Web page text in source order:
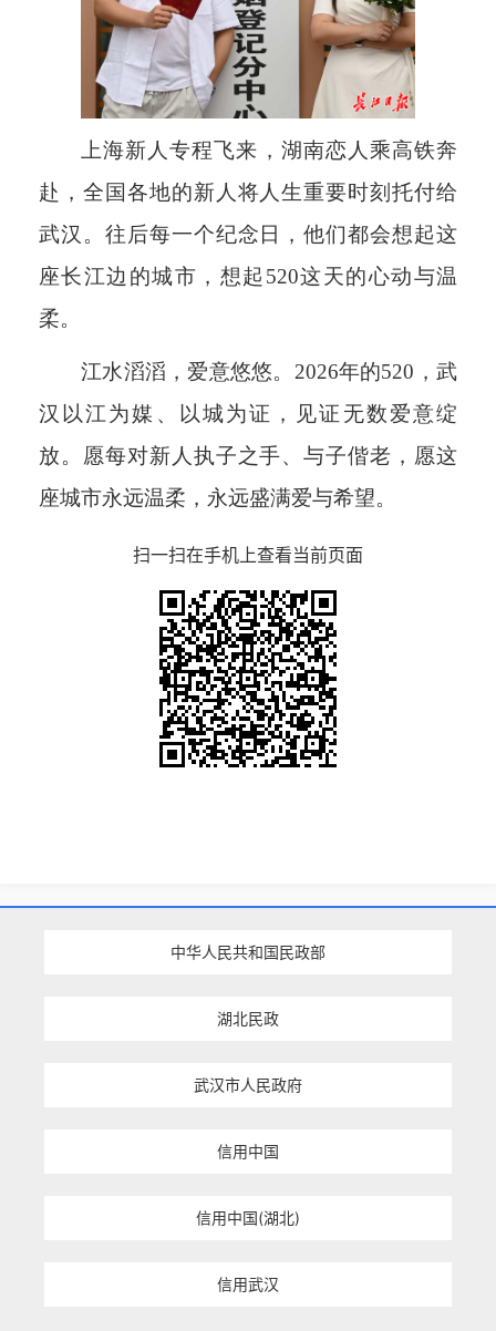
上海新人专程飞来，湖南恋人乘高铁奔
赴，全国各地的新人将人生重要时刻托付给
武汉。往后每一个纪念日，他们都会想起这
座长江边的城市，想起520这天的心动与温
柔。
江水滔滔，爱意悠悠。2026年的520，武
汉以江为媒、以城为证，见证无数爱意绽
放。愿每对新人执子之手、与子偕老，愿这
座城市永远温柔，永远盛满爱与希望。
扫一扫在手机上查看当前页面
中华人民共和国民政部
湖北民政
武汉市人民政府
信用中国
信用中国(湖北)
信用武汉